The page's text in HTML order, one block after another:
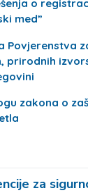
o
med”
Povjerenstva
prirodnih
zakona o
za